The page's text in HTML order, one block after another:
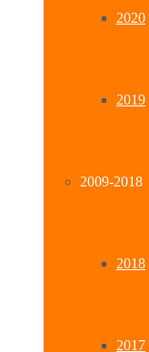
2020
2019
2009-2018
2018
2017